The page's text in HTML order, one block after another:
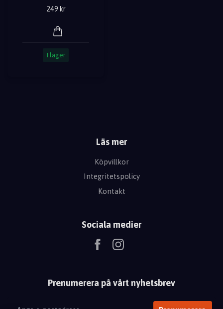
249 kr
I lager
Läs mer
Köpvillkor
Integritetspolicy
Kontakt
Sociala medier
Prenumerera på vårt nyhetsbrev